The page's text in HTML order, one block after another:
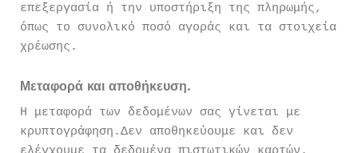
επεξεργασία ή την υποστήριξη της πληρωμής,
όπως το συνολικό ποσό αγοράς και τα στοιχεία
χρέωσης.
Μεταφορά και αποθήκευση.
Η μεταφορά των δεδομένων σας γίνεται με
κρυπτογράφηση.Δεν αποθηκεύουμε και δεν